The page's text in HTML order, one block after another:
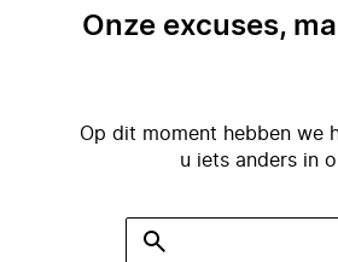
Onze excuses,
Op dit moment hebben we
u iets anders in